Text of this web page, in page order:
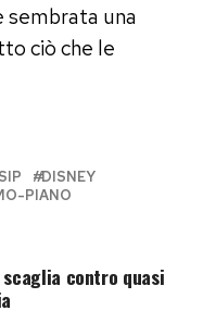
sembrata una
ciò che le
DISNEY
PIANO
contro quasi